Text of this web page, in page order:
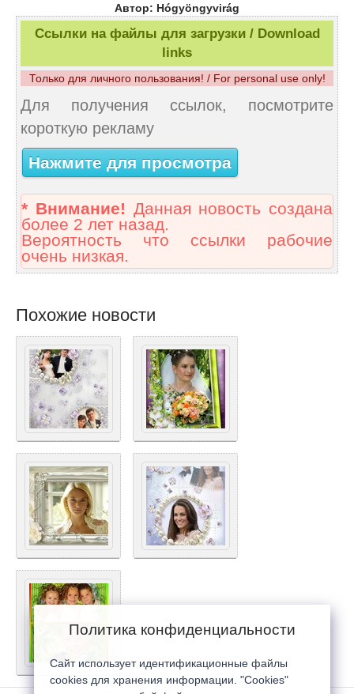
Автор: Hógyöngyvirág
Ссылки на файлы для загрузки / Download
links
Только для личного пользования! / For personal use only!
Для получения ссылок, посмотрите
короткую рекламу
Нажмите для просмотра
* Внимание! Данная новость создана
более 2 лет назад.
Вероятность что ссылки рабочие
очень низкая.
Похожие новости
Политика конфиденциальности
Сайт использует идентификационные файлы
cookies для хранения информации. "Cookies"